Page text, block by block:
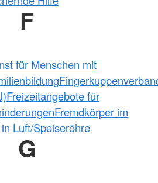
F
für Menschen mit
Freizeitangebote für
Fremdkörper im
Luft/Speiseröhre
G